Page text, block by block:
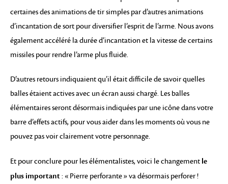
certaines des animations de tir simples par d’autres animations
d’incantation de sort pour diversifier l’esprit de l’arme. Nous avons
également accéléré la durée d’incantation et la vitesse de certains
missiles pour rendre l’arme plus fluide.
D’autres retours indiquaient qu’il était difficile de savoir quelles
balles étaient actives avec un écran aussi chargé. Les balles
élémentaires seront désormais indiquées par une icône dans votre
barre d’effets actifs, pour vous aider dans les moments où vous ne
pouvez pas voir clairement votre personnage.
Et pour conclure pour les élémentalistes, voici le changement le
plus important: « Pierre perforante » va désormais perforer !